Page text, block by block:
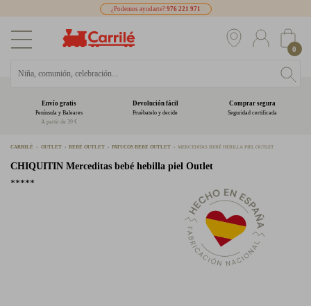
¿Podemos ayudarte? 976 221 971
0
Envío gratis
Península y Baleares
A partir de 39 €
Devolución fácil
Pruébatelo y decide
Comprar segura
Seguridad certificada
CARRILÉ OUTLET BEBÉ OUTLET PATUCOS BEBÉ OUTLET MERCEDITAS BEBÉ HEBILLA PIEL OUTLET
CHIQUITIN Merceditas bebé hebilla piel Outlet
*****